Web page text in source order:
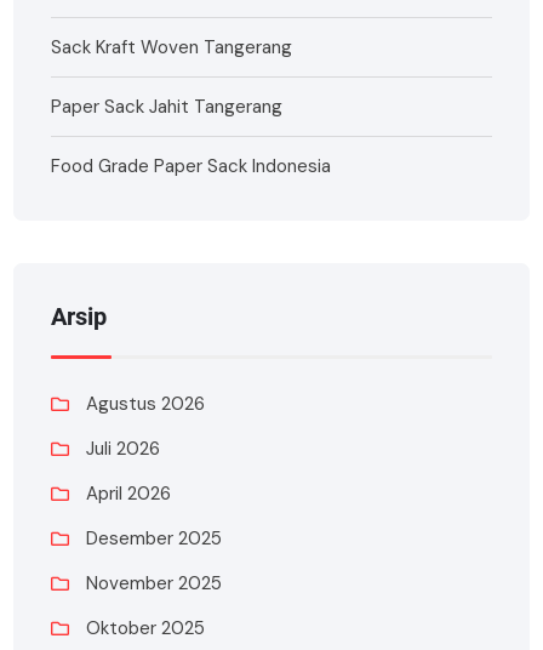
Sack Kraft Woven Tangerang
Paper Sack Jahit Tangerang
Food Grade Paper Sack Indonesia
Arsip
Agustus 2026
Juli 2026
April 2026
Desember 2025
November 2025
Oktober 2025